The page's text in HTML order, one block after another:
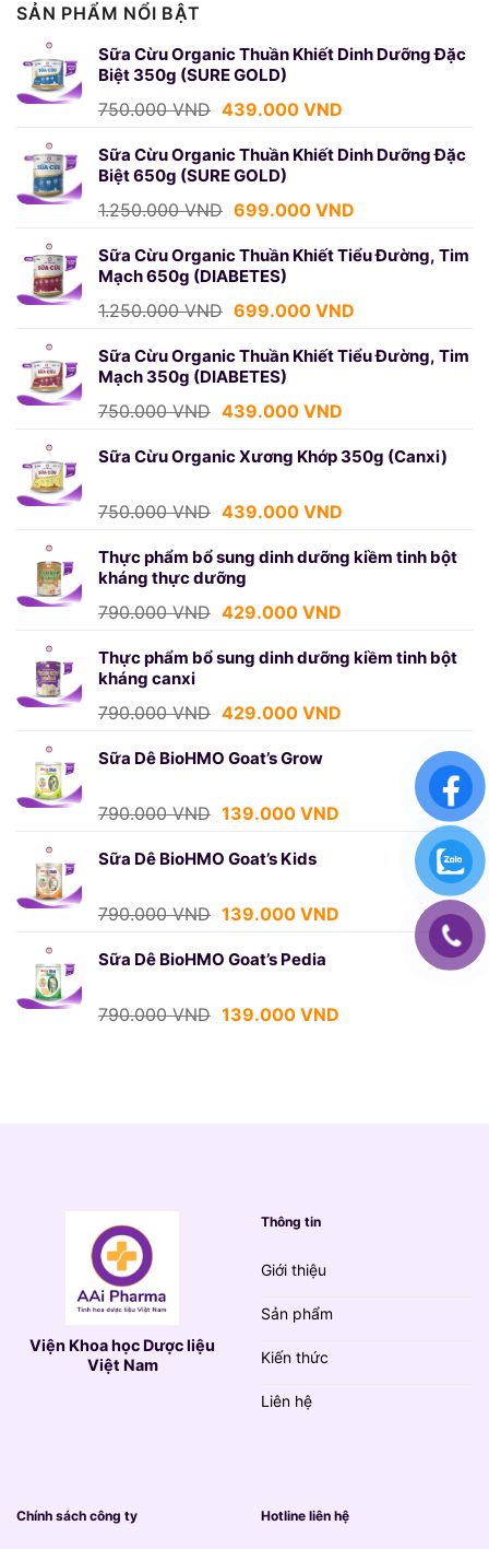
SẢN PHẨM NỔI BẬT
Sữa Cừu Organic Thuần Khiết Dinh Dưỡng Đặc
Biệt 350g (SURE GOLD)
750.000VND Giá
là:
750.000 VND.
439.000 VNDGiá
tại
439.000 VND.
Sữa Cừu Organic Thuần Khiết Dinh Dưỡng Đặc
Biệt 650g (SURE GOLD)
1.250.000VND Giá
là:
1.250.000 VND.
699.000 VNDGiá
tại
Sữa Cừu Organic Thuần Khiết Tiểu Đường, Tim
Mạch 650g (DIABETES)
1.250.000VND Giá
là:
1.250.000 VND.
699.000 VNDGiá
tại
Sữa Cừu Organic Thuần Khiết Tiểu Đường, Tim
Mạch 350g (DIABETES)
750.000VND Giá
là:
439.000 VNDGiá
tại
Sữa Cừu Organic Xương Khớp 350g (Canxi)
750.000VND Giá
là:
750.000 VND.
439.000 VNDGiá
tại
Thực phẩm bổ sung dinh dưỡng kiềm tinh bột
kháng thực dưỡng
790.000VND Giá
là:
429.000 VNDGiá
tại
Thực phẩm bổ sung dinh dưỡng kiềm tinh bột
kháng canxi
790.000VND Giá
là:
429.000 VNDGiá
429.000 VND.
Sữa Dê BioHMO Goat’s Grow
790.000VND Giá
là:
139.000 VNDGiá
139.000 VND.
Sữa Dê BioHMO Goat’s Kids
790.000VND Giá
là:
139.000 VNDGiá
Sữa Dê BioHMO Goat’s Pedia
790.000VND Giá
139.000 VNDGiá
Viện Khoa học Dược liệu
Việt Nam
Thông tin
Giới thiệu
Sản phẩm
Kiến thức
Liên hệ
Chính sách công ty Hotline liên hệ